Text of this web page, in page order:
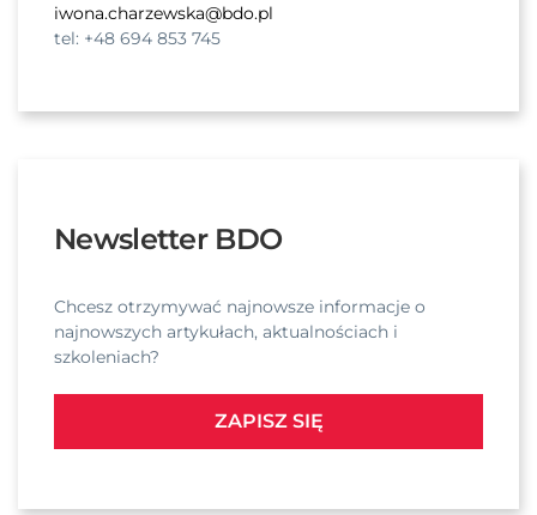
iwona.charzewska@bdo.pl
tel: +48 694 853 745
Newsletter BDO
Chcesz otrzymywać najnowsze informacje o
najnowszych artykułach, aktualnościach i
szkoleniach?
ZAPISZ SIĘ